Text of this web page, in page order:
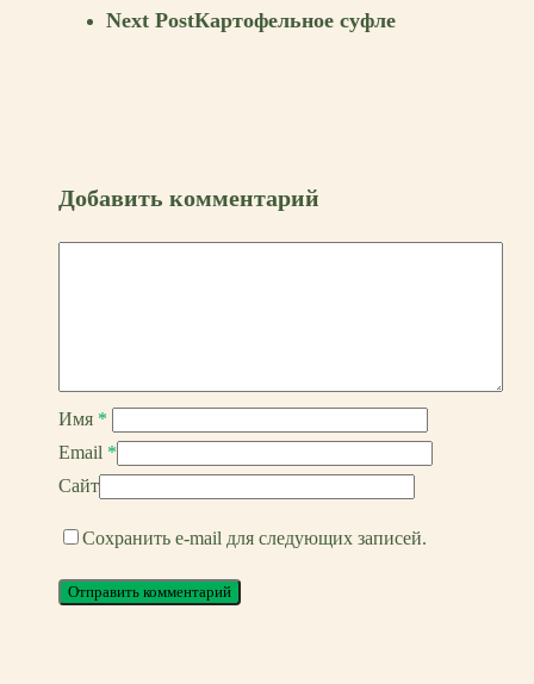
Next PostКартофельное суфле
Добавить комментарий
Имя *
Email *
Сайт
Сохранить e-mail для следующих записей.